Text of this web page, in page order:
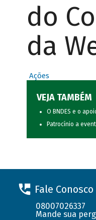
do
da
Ações
VEJA TAMBÉM
O BNDES e o
Patrocínio a
Fale Conosco
08007026337
Mande sua